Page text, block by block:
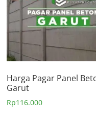
Harga Pagar Panel
Garut
Rp116.000